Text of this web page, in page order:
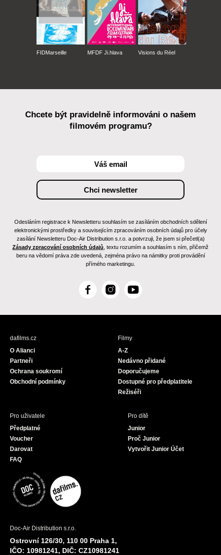
FIDMarseille MFDF Ji.hlava Visions du Réel
Chcete být pravidelně informováni o našem
filmovém programu?
Odesláním registrace k Newsletteru souhlasím se zasíláním obchodních sdělení
elektronickými prostředky a souvisejícím zpracováním osobních údajů pro účely
zasílání Newsletteru Doc-Air Distribution s.r.o. a potvrzuji, že jsem si přečetl(a)
Zásady zpracování osobních údajů , textu rozumím a souhlasím s ním, přičemž
beru na vědomí práva zde uvedená, zejména právo na námitky proti provádění
přímého marketingu.
F
c
I
s
Y
u
dafilms.cz
O Alianci
Partneři
Ochrana soukromí
Obchodní podmínky
Filmy
A-Z
Nedávno přidané
Doporučujeme
Dostupné pro předplatitele
Režiséři
Pro uživatele
Předplatné
Voucher
Darovat
FAQ
Pro dítě
Junior
Proč Junior
Vytvořit Junior Účet
Doc-Air Distribution s.r.o.
Ostrovní 126/30, 110 00 Praha 1,
IČO: 10981241, DIČ: CZ10981241